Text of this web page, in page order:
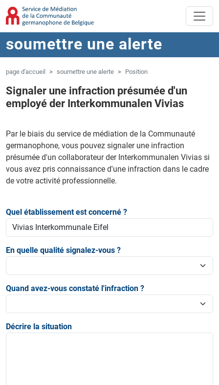
Aller au contenu principal
Sauter à la navigation
soumettre une alerte
page d'accueil soumettre une alerte Position
Signaler une infraction présumée d'un
employé der Interkommunalen Vivias
Par le biais du service de médiation de la Communauté
germanophone, vous pouvez signaler une infraction
présumée d'un collaborateur der Interkommunalen Vivias si
vous avez pris connaissance d'une infraction dans le cadre
de votre activité professionnelle.
Quel établissement est concerné ?
En quelle qualité signalez-vous ?
Quand avez-vous constaté l'infraction ?
Décrire la situation